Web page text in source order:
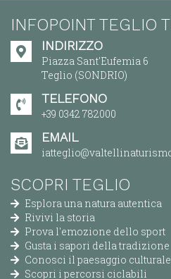
INFOPOINT TEGLIO
INDIRIZZO
Piazza Sant'Eufemia 6
Teglio (SONDRIO)
TELEFONO
+39 0342 782000
EMAIL
SCOPRI TEGLIO
Esplora una natura autentica
Rivivi la storia
Prova l'emozione dello sport
Gusta i sapori della tradizione
Conosci il paesaggio culturale
Scopri i percorsi ciclabili